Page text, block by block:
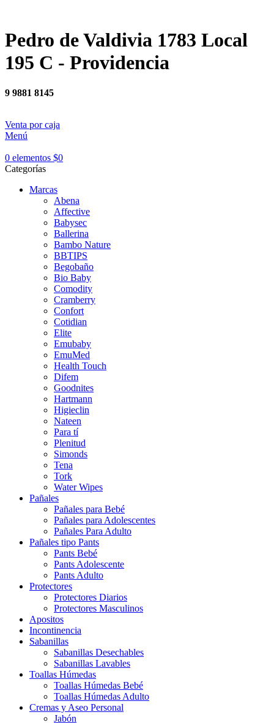
Pedro de Valdivia 1783 Local
195 C - Providencia
9 9881 8145
Venta por caja
Menú
0 elementos $0
Categorías
Marcas
Abena
Affective
Babysec
Ballerina
Bambo Nature
BBTIPS
Begobaño
Bio Baby
Comodity
Cramberry
Confort
Cotidian
Elite
Emubaby
EmuMed
Health Touch
Difem
Goodnites
Hartmann
Higieclin
Nateen
Para tí
Plenitud
Simonds
Tena
Tork
Water Wipes
Pañales
Pañales para Bebé
Pañales para Adolescentes
Pañales Para Adulto
Pañales tipo Pants
Pants Bebé
Pants Adolescente
Pants Adulto
Protectores
Protectores Diarios
Protectores Masculinos
Apositos
Incontinencia
Sabanillas
Sabanillas Desechables
Sabanillas Lavables
Toallas Húmedas
Toallas Húmedas Bebé
Toallas Húmedas Adulto
Cremas y Aseo Personal
Jabón